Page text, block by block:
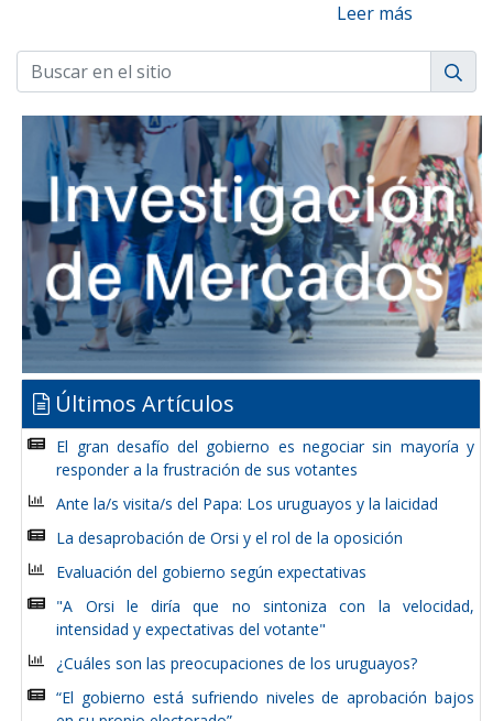
Leer más
Últimos Artículos
El gran desafío del gobierno es negociar sin mayoría y
responder a la frustración de sus votantes
Ante la/s visita/s del Papa: Los uruguayos y la laicidad
La desaprobación de Orsi y el rol de la oposición
Evaluación del gobierno según expectativas
"A Orsi le diría que no sintoniza con la velocidad,
intensidad y expectativas del votante"
¿Cuáles son las preocupaciones de los uruguayos?
“El gobierno está sufriendo niveles de aprobación bajos